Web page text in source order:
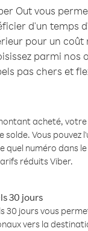
Out vous
d'un temps
pour un coût
parmi nos
pas chers et
acheté,
solde. Vous pouvez
quel numéro dans
réduits Viber.
30 jours
30 jours vous
vers la